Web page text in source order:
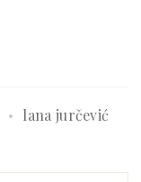
lana jurčević